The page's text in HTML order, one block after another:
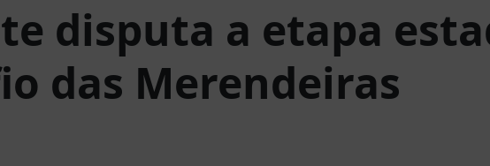
disputa a etapa
das Merendeiras